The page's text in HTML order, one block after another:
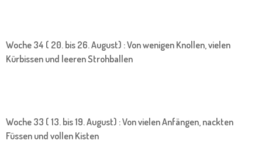
Woche 34 ( 20. bis 26. August) : Von wenigen Knollen, vielen
Kürbissen und leeren Strohballen
Woche 33 ( 13. bis 19. August) : Von vielen Anfängen, nackten
Füssen und vollen Kisten